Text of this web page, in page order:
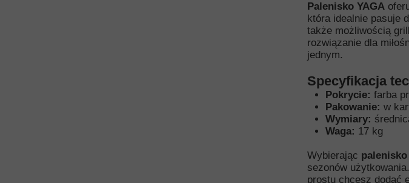
Palenisko YAGA
która idealnie pasuje
także możliwością
rozwiązanie dla
jednym.
Specyfikacja
Pokrycie: farba
Pakowanie: w
Wymiary:
Waga: 17 kg
Wybierając palenisko
sezonów
prostu chcesz dodać